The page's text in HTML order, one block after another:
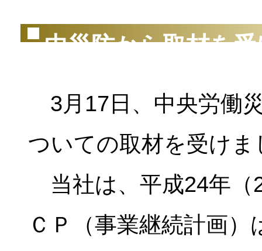
中災防から取材を
3月17日、中央労働
ついての取材を受けま
当社は、平成24年（
ＣＰ（事業継続計画